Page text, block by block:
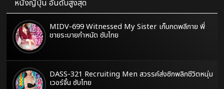
หนังญี่ปุ่น อันดับสูงสุด
MIDV-699 Witnessed My Sister เก็บกดพลีกาย พี่
ชายระบายกำหนัด ซับไทย
DASS-321 Recruiting Men สวรรค์ส่งซิกพลิกชีวิตหนุ่ม
เวอร์จิ้น ซับไทย